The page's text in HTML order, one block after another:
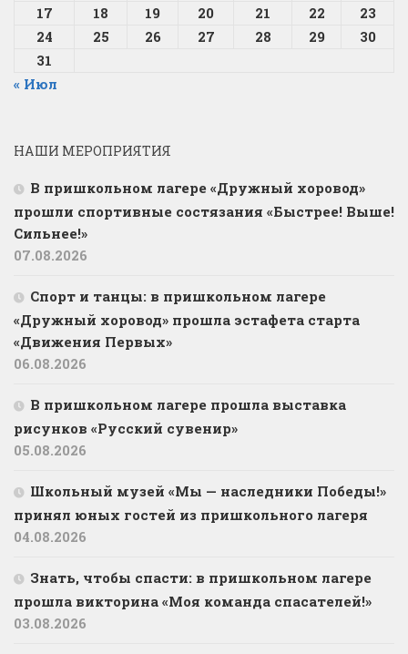
17
18 19 20 21 22
23
24
25 26 27 28 29
30
31
« Июл
НАШИ МЕРОПРИЯТИЯ
В пришкольном лагере «Дружный хоровод»
прошли спортивные состязания «Быстрее! Выше!
Сильнее!»
07.08.2026
Спорт и танцы: в пришкольном лагере
«Дружный хоровод» прошла эстафета старта
«Движения Первых»
06.08.2026
В пришкольном лагере прошла выставка
рисунков «Русский сувенир»
05.08.2026
Школьный музей «Мы — наследники Победы!»
принял юных гостей из пришкольного лагеря
04.08.2026
Знать, чтобы спасти: в пришкольном лагере
прошла викторина «Моя команда спасателей!»
03.08.2026